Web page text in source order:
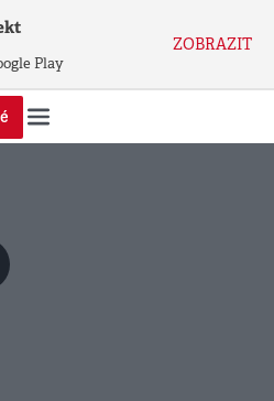
Play
ZOBRAZIT